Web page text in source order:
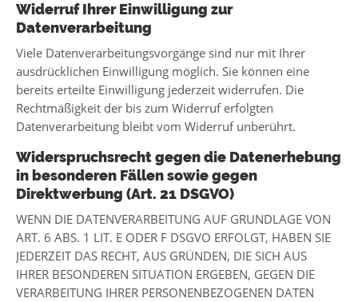
Widerruf Ihrer Einwilligung zur
Datenverarbeitung
Viele Datenverarbeitungsvorgänge sind nur mit Ihrer
ausdrücklichen Einwilligung möglich. Sie können eine
bereits erteilte Einwilligung jederzeit widerrufen. Die
Rechtmäßigkeit der bis zum Widerruf erfolgten
Datenverarbeitung bleibt vom Widerruf unberührt.
Widerspruchsrecht gegen die Datenerhebung
in besonderen Fällen sowie gegen
Direktwerbung (Art. 21 DSGVO)
WENN DIE DATENVERARBEITUNG AUF GRUNDLAGE VON
ART. 6 ABS. 1 LIT. E ODER F DSGVO ERFOLGT, HABEN SIE
JEDERZEIT DAS RECHT, AUS GRÜNDEN, DIE SICH AUS
IHRER BESONDEREN SITUATION ERGEBEN, GEGEN DIE
VERARBEITUNG IHRER PERSONENBEZOGENEN DATEN